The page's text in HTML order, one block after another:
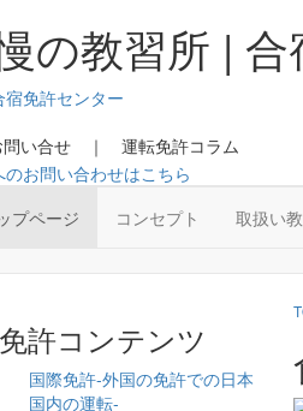
の教習所 |
い合せ ｜ 運転免許コラム
プページ コンセプト 取扱い
許コンテンツ
国際免許-外国の免許での日本
国内の運転-